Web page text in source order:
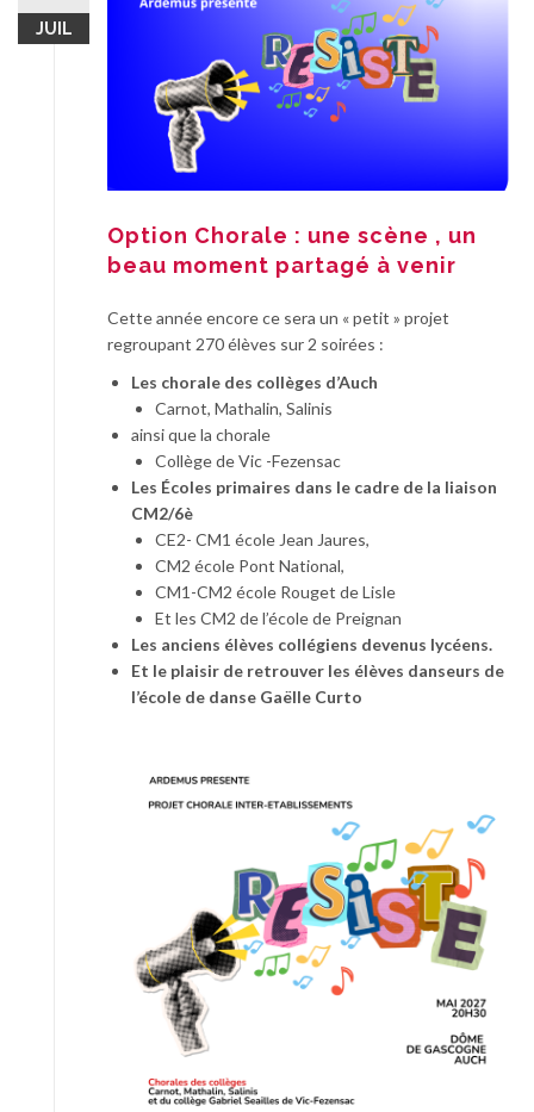
JUIL
Option Chorale : une scène , un
beau moment partagé à venir
Cette année encore ce sera un « petit » projet
regroupant 270 élèves sur 2 soirées :
Les chorale des collèges d’Auch
Carnot, Mathalin, Salinis
ainsi que la chorale
Collège de Vic -Fezensac
Les Écoles primaires dans le cadre de la liaison
CM2/6è
CE2- CM1 école Jean Jaures,
CM2 école Pont National,
CM1-CM2 école Rouget de Lisle
Et les CM2 de l’école de Preignan
Les anciens élèves collégiens devenus lycéens.
Et le plaisir de retrouver les élèves danseurs de
l’école de danse Gaëlle Curto